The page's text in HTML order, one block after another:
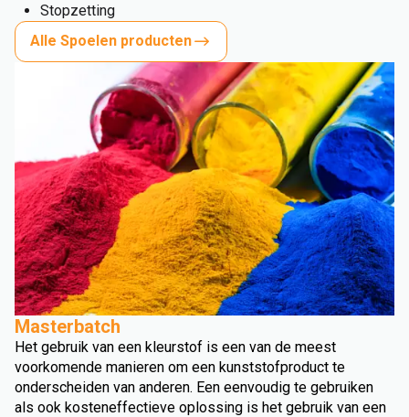
Stopzetting
Alle Spoelen producten
Masterbatch
Het gebruik van een kleurstof is een van de meest
voorkomende manieren om een kunststofproduct te
onderscheiden van anderen. Een eenvoudig te gebruiken
als ook kosteneffectieve oplossing is het gebruik van een